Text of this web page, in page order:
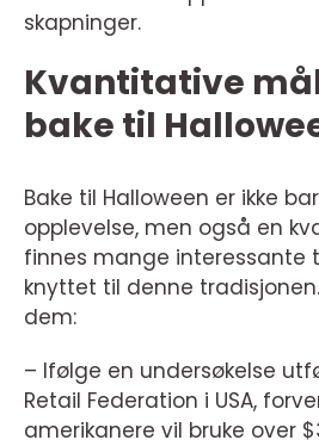
skapninger.
Kvantitative
bake til
Bake til Halloween er ikke
opplevelse, men også en
finnes mange interessante
knyttet til denne
dem:
– Ifølge en undersøkelse
Retail Federation i USA,
amerikanere vil bruke over